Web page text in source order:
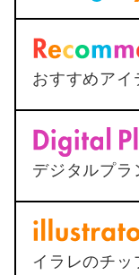
＜無限ルー
ポイント申
2022年7月22日
おすすめアイ
(Appleシリ
シルバー
デジタルプラ
イラレのチッ